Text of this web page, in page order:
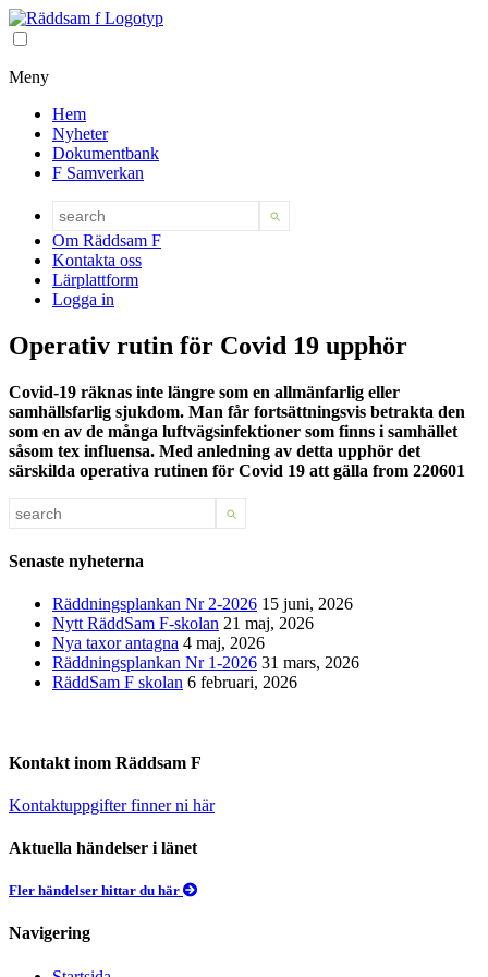
Meny
Hem
Nyheter
Dokumentbank
F Samverkan
Om Räddsam F
Kontakta oss
Lärplattform
Logga in
Operativ rutin för Covid 19 upphör
Covid-19 räknas inte längre som en allmänfarlig eller
samhällsfarlig sjukdom. Man får fortsättningsvis betrakta den
som en av de många luftvägsinfektioner som finns i samhället
såsom tex influensa. Med anledning av detta upphör det
särskilda operativa rutinen för Covid 19 att gälla from 220601
Senaste nyheterna
Räddningsplankan Nr 2-2026 15 juni, 2026
Nytt RäddSam F-skolan 21 maj, 2026
Nya taxor antagna 4 maj, 2026
Räddningsplankan Nr 1-2026 31 mars, 2026
RäddSam F skolan 6 februari, 2026
Kontakt inom Räddsam F
Kontaktuppgifter finner ni här
Aktuella händelser i länet
Fler händelser hittar du här
Navigering